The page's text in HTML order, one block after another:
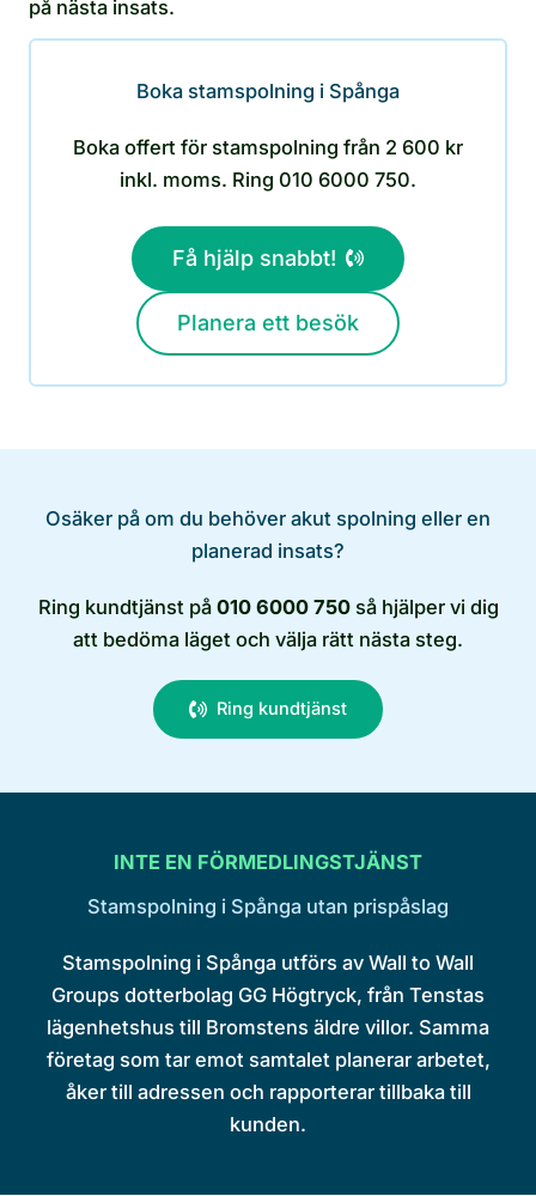
på nästa insats.
Boka stamspolning i Spånga
Boka offert för stamspolning från 2 600 kr
inkl. moms. Ring 010 6000 750.
Få hjälp snabbt!
Planera ett besök
Osäker på om du behöver akut spolning eller en
planerad insats?
Ring kundtjänst på 010 6000 750så hjälper vi dig
att bedöma läget och välja rätt nästa steg.
Ring kundtjänst
INTE EN FÖRMEDLINGSTJÄNST
Stamspolning i Spånga utan prispåslag
Stamspolning i Spånga utförs av Wall to Wall
Groups dotterbolag GG Högtryck, från Tenstas
lägenhetshus till Bromstens äldre villor. Samma
företag som tar emot samtalet planerar arbetet,
åker till adressen och rapporterar tillbaka till
kunden.